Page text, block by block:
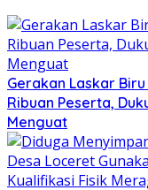
Gerakan Laskar
Ribuan Peserta,
Menguat